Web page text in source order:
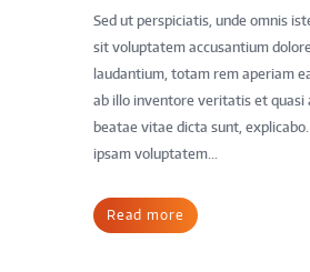
Sed ut perspiciatis, unde omnis
sit voluptatem accusantium
laudantium, totam rem aperiam
ab illo inventore veritatis et quasi
beatae vitae dicta sunt,
ipsam voluptatem...
Read more